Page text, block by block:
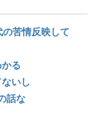
苦情反映して
る
いし
話な